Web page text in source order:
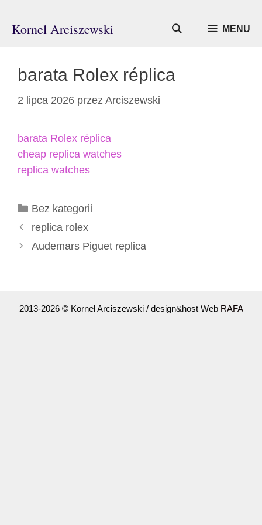
Kornel Arciszewski MENU
barata Rolex réplica
2 lipca 2026 przez Arciszewski
barata Rolex réplica
cheap replica watches
replica watches
Kategorie
Bez kategorii
replica rolex
Audemars Piguet replica
2013-2026 © Kornel Arciszewski / design&host Web RAFA